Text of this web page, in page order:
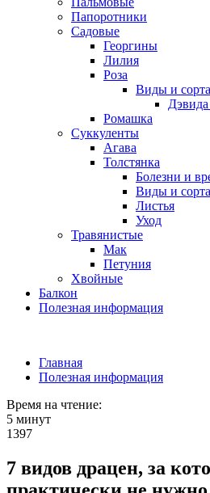
Папоротники
Садовые
Георгины
Лилия
Роза
Виды и сорта
Ромашка
Суккуленты
Агава
Толстянка
Болезни и
Виды и сорта
Листья
Уход
Травянистые
Мак
Петуния
Хвойные
Балкон
Полезная информация
Главная
Полезная информация
Время на чтение:
5 минут
1397
7 видов драцен, за